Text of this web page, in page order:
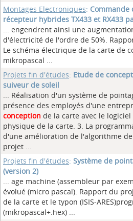
Montages Electroniques: Commande
récepteur hybrides TX433 et RX433
... engendrent ainsi une
d'électricité de l'ordre de 50%.
Le schéma électrique de la carte de
mikropascal ...
Projets fin d'études: Etude de
suiveur de soleil
... Réalisation d'un système de
présence des employés d'une
conception de la carte avec le logiciel
physique de la carte. 3. La
d'une amélioration de l'algorithme
projet ...
Projets fin d'études: Système de
(version 2)
... age machine (assembleur par
évolué (micro pascal). Rapport du
de la carte et le typon (ISIS-
(mikropascal+.hex) ...